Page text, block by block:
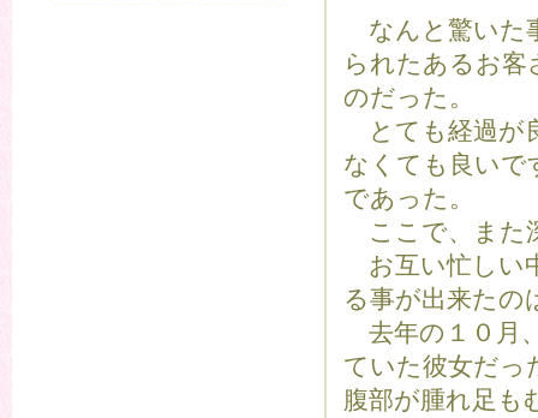
なんと驚いた
られたあるお客
のだった。
とても経過が
なくても良いで
であった。
ここで、また
お互い忙しい
る事が出来たの
去年の１０月
ていた彼女だっ
腹部が腫れ足も